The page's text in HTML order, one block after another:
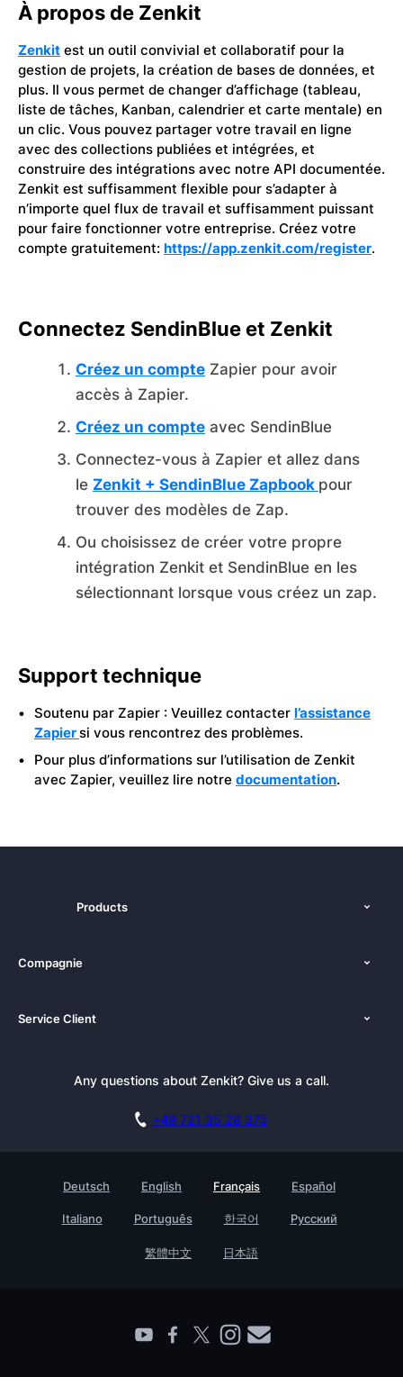
À propos de Zenkit
Zenkit est un outil convivial et collaboratif pour la
gestion de projets, la création de bases de données, et
plus. Il vous permet de changer d’affichage (tableau,
liste de tâches, Kanban, calendrier et carte mentale) en
un clic. Vous pouvez partager votre travail en ligne
avec des collections publiées et intégrées, et
construire des intégrations avec notre API documentée.
Zenkit est suffisamment flexible pour s’adapter à
n’importe quel flux de travail et suffisamment puissant
pour faire fonctionner votre entreprise. Créez votre
compte gratuitement: https://app.zenkit.com/register.
Connectez SendinBlue et Zenkit
Créez un compte Zapier pour avoir
accès à Zapier.
Créez un compte avec SendinBlue
Connectez-vous à Zapier et allez dans
le Zenkit + SendinBlue Zapbook pour
trouver des modèles de Zap.
Ou choisissez de créer votre propre
intégration Zenkit et SendinBlue en les
sélectionnant lorsque vous créez un zap.
Support technique
Soutenu par Zapier : Veuillez contacter l’assistance
Zapier si vous rencontrez des problèmes.
Pour plus d’informations sur l’utilisation de Zenkit
avec Zapier, veuillez lire notre documentation.
Products
Alternatives
Blog
Documentation
Compagnie
Nouvelles
Académie
Enterprise
Trouvez un.e partenaire
Service Client
Any questions about Zenkit? Give us a call.
+49 721 35 28 375
Deutsch English Français Español
Italiano Português 한국어 Русский
繁體中文 日本語